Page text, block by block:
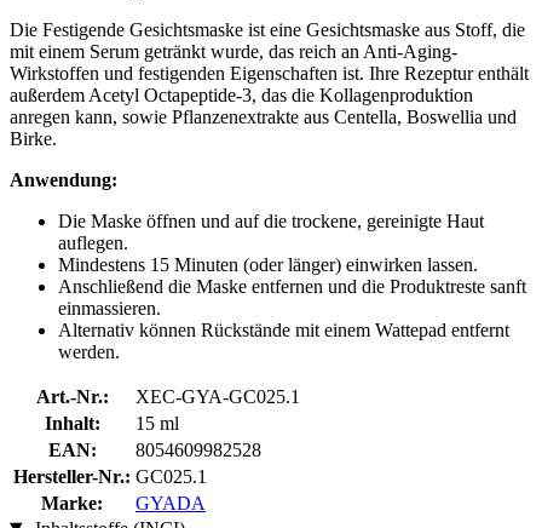
Die Festigende Gesichtsmaske ist eine Gesichtsmaske aus Stoff, die
mit einem Serum getränkt wurde, das reich an Anti-Aging-
Wirkstoffen und festigenden Eigenschaften ist. Ihre Rezeptur enthält
außerdem Acetyl Octapeptide-3, das die Kollagenproduktion
anregen kann, sowie Pflanzenextrakte aus Centella, Boswellia und
Birke.
Anwendung:
Die Maske öffnen und auf die trockene, gereinigte Haut
auflegen.
Mindestens 15 Minuten (oder länger) einwirken lassen.
Anschließend die Maske entfernen und die Produktreste sanft
einmassieren.
Alternativ können Rückstände mit einem Wattepad entfernt
werden.
Art.-Nr.:
XEC-GYA-GC025.1
Inhalt:
15 ml
EAN:
8054609982528
Hersteller-Nr.: GC025.1
Marke:
GYADA